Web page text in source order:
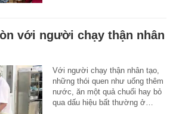
với người chạy thận nhân
Với người chạy thận nhân tạo,
những thói quen như uống thêm
nước, ăn một quả chuối hay bỏ
qua dấu hiệu bất thường ở…